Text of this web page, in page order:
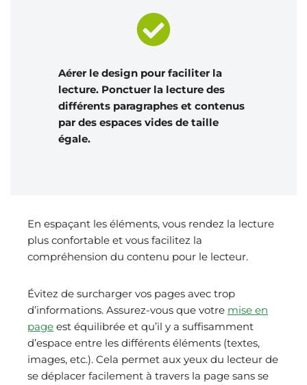
Aérer le design pour faciliter la
lecture. Ponctuer la lecture des
différents paragraphes et contenus
par des espaces vides de taille
égale.
En espaçant les éléments, vous rendez la lecture
plus confortable et vous facilitez la
compréhension du contenu pour le lecteur.
Évitez de surcharger vos pages avec trop
d’informations. Assurez-vous que votre mise en
page est équilibrée et qu’il y a suffisamment
d’espace entre les différents éléments (textes,
images, etc.). Cela permet aux yeux du lecteur de
se déplacer facilement à travers la page sans se